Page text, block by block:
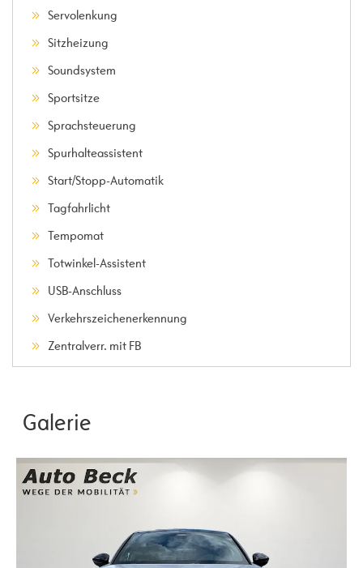
Servolenkung
Sitzheizung
Soundsystem
Sportsitze
Sprachsteuerung
Spurhalteassistent
Start/Stopp-Automatik
Tagfahrlicht
Tempomat
Totwinkel-Assistent
USB-Anschluss
Verkehrszeichenerkennung
Zentralverr. mit FB
Galerie